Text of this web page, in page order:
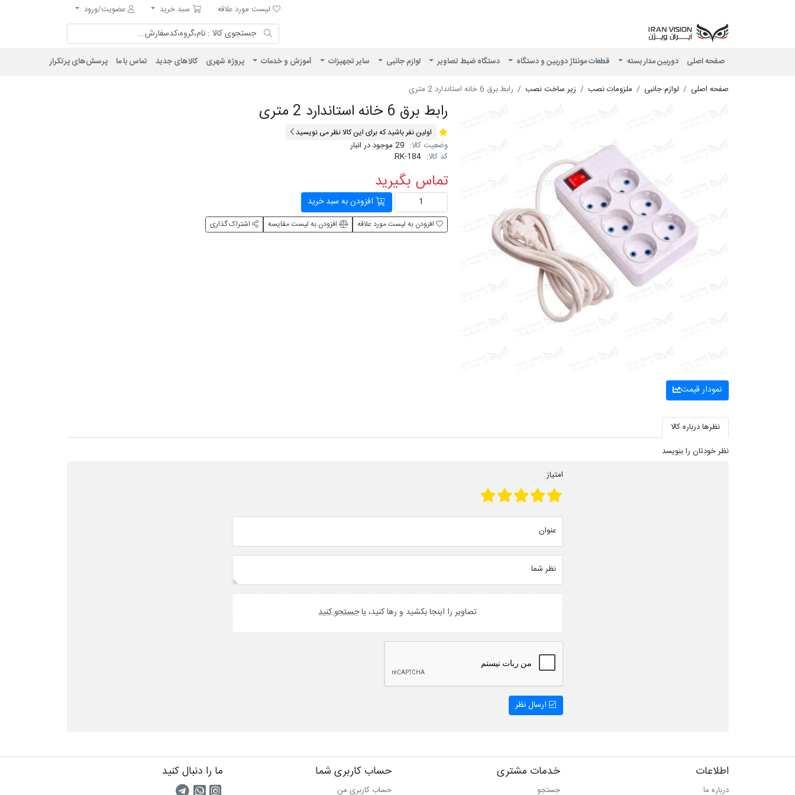
لیست مورد علاقه
لیست مورد علاقه سبد خرید
سبد خرید
عضویت/ورود
صفحه اصلی دوربین مدار بسته قطعات مونتاژ دوربین و دستگاه دستگاه ضبط تصاویر لوازم جانبی سایر تجهیزات آموزش و خدمات پروژه شهری کالاهای جدید تماس با ما پرسش‌های پرتکرار
صفحه اصلی لوازم جانبی ملزومات نصب زیر ساخت نصب رابط برق 6 خانه استاندارد 2 متری
نمودار قیمت
رابط برق 6 خانه استاندارد 2 متری
اولین نفر باشید که برای این کالا نظر می نویسید
وضعیت کالا: 29 موجود در انبار
کد کالا: RK-184
تماس بگیرید
افزودن به سبد خرید
افزودن به لیست مورد علاقه افزودن به لیست مقایسه اشتراک گذاری
نظرها درباره کالا
نظر خودتان را بنویسد
امتیاز
عنوان
نظر شما
تصاویر را اینجا بکشید و رها کنید، یاجستجو کنید
ارسال نظر
اطلاعات
درباره ما
خدمات مشتری
جستجو
حساب کاربری شما
حساب کاربری من
ما را دنبال کنید